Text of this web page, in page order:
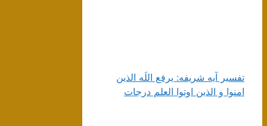
تفسیر آیه شریفه: یرفع اللَه الذین
امنوا و الذین اوتوا العلم درجات